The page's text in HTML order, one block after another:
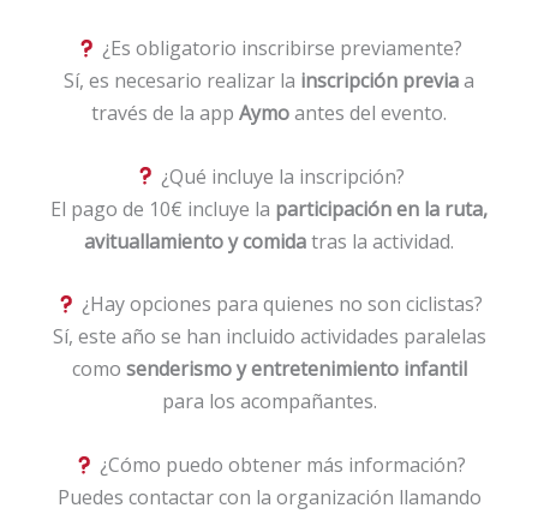
¿Es obligatorio inscribirse previamente?
Sí, es necesario realizar la inscripción previaa
través de la app Aymoantes del evento.
¿Qué incluye la inscripción?
El pago de 10€ incluye la participación en la ruta,
avituallamiento y comidatras la actividad.
¿Hay opciones para quienes no son ciclistas?
Sí, este año se han incluido actividades paralelas
como senderismo y entretenimiento infantil
para los acompañantes.
¿Cómo puedo obtener más información?
Puedes contactar con la organización llamando